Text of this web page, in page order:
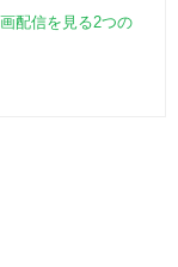
配信を見る2つの